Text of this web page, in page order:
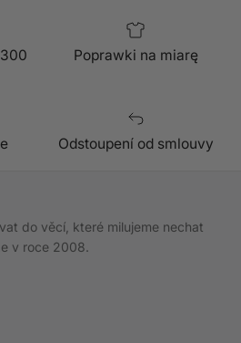
Poprawki na miarę
Odstoupení od smlouvy
do věcí, které milujeme nechat
v roce 2008.